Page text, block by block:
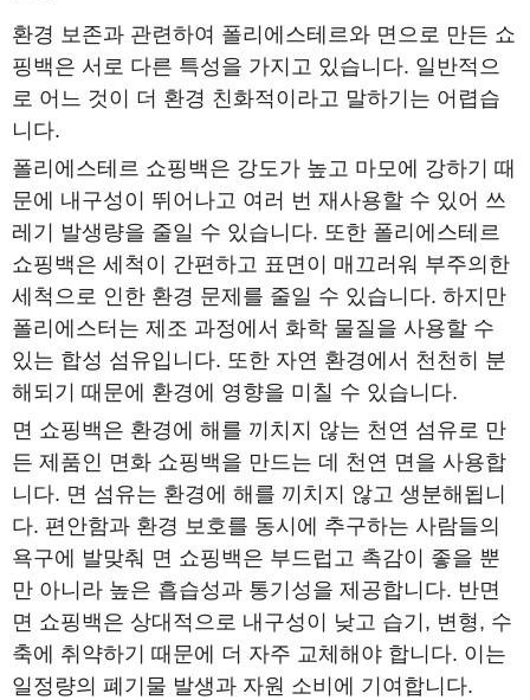
환경 보존과 관련하여 폴리에스테르와 면으로 만든 쇼
핑백은 서로 다른 특성을 가지고 있습니다. 일반적으
로 어느 것이 더 환경 친화적이라고 말하기는 어렵습
니다.
폴리에스테르 쇼핑백은 강도가 높고 마모에 강하기 때
문에 내구성이 뛰어나고 여러 번 재사용할 수 있어 쓰
레기 발생량을 줄일 수 있습니다. 또한 폴리에스테르
쇼핑백은 세척이 간편하고 표면이 매끄러워 부주의한
세척으로 인한 환경 문제를 줄일 수 있습니다. 하지만
폴리에스터는 제조 과정에서 화학 물질을 사용할 수
있는 합성 섬유입니다. 또한 자연 환경에서 천천히 분
해되기 때문에 환경에 영향을 미칠 수 있습니다.
면 쇼핑백은 환경에 해를 끼치지 않는 천연 섬유로 만
든 제품인 면화 쇼핑백을 만드는 데 천연 면을 사용합
니다. 면 섬유는 환경에 해를 끼치지 않고 생분해됩니
다. 편안함과 환경 보호를 동시에 추구하는 사람들의
욕구에 발맞춰 면 쇼핑백은 부드럽고 촉감이 좋을 뿐
만 아니라 높은 흡습성과 통기성을 제공합니다. 반면
면 쇼핑백은 상대적으로 내구성이 낮고 습기, 변형, 수
축에 취약하기 때문에 더 자주 교체해야 합니다. 이는
일정량의 폐기물 발생과 자원 소비에 기여합니다.